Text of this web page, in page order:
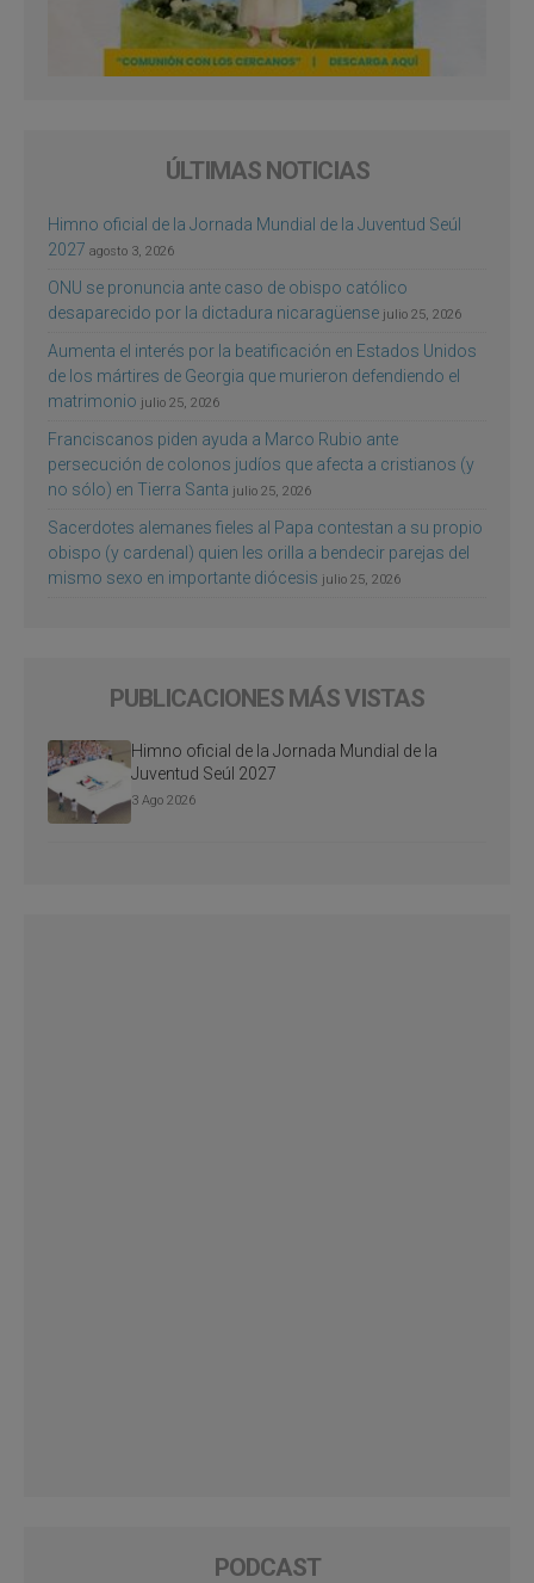
ÚLTIMAS NOTICIAS
Himno oficial de la Jornada Mundial de la Juventud Seúl
2027 agosto 3, 2026
ONU se pronuncia ante caso de obispo católico
desaparecido por la dictadura nicaragüense julio 25, 2026
Aumenta el interés por la beatificación en Estados Unidos
de los mártires de Georgia que murieron defendiendo el
matrimonio julio 25, 2026
Franciscanos piden ayuda a Marco Rubio ante
persecución de colonos judíos que afecta a cristianos (y
no sólo) en Tierra Santa julio 25, 2026
Sacerdotes alemanes fieles al Papa contestan a su propio
obispo (y cardenal) quien les orilla a bendecir parejas del
mismo sexo en importante diócesis julio 25, 2026
PUBLICACIONES MÁS VISTAS
Himno oficial de la Jornada Mundial de la
Juventud Seúl 2027
3 Ago 2026
PODCAST